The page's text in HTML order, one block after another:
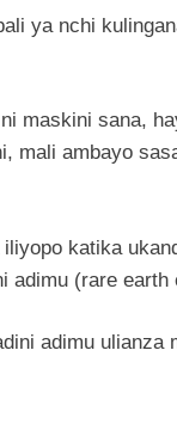
ya nchi
maskini sana,
mali ambayo
katika
adimu (rare earth
adimu ulianza